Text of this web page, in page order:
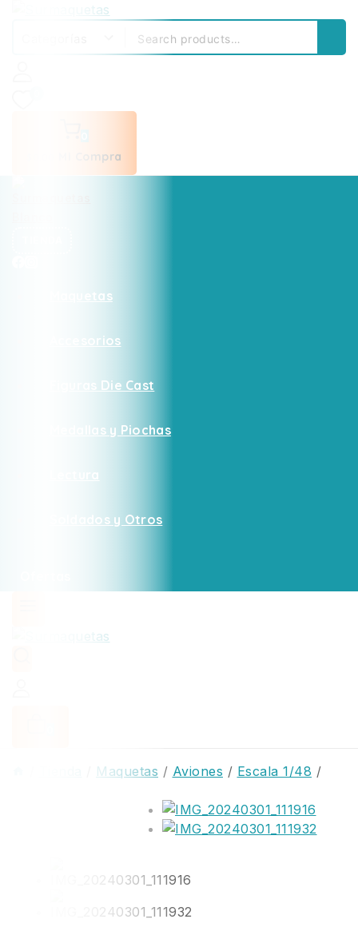
Mi Compra
Maquetas
Accesorios
Figuras Die Cast
Medallas y Piochas
Lectura
Soldados y Otros
Maquetas / Aviones / Escala 1/48 /